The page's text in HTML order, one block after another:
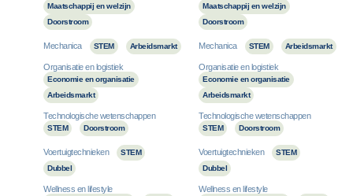
Maatschappij en welzijn
Doorstroom
Mechanica STEM Arbeidsmarkt
Organisatie en logistiek
Economie en organisatie
Arbeidsmarkt
Technologische wetenschappen
STEM Doorstroom
Voertuigtechnieken
STEM
Dubbel
Wellness en lifestyle
Maatschappij en welzijn
Doorstroom
Mechanica STEM Arbeidsmarkt
Organisatie en logistiek
Economie en organisatie
Arbeidsmarkt
Technologische wetenschappen
STEM Doorstroom
Voertuigtechnieken
STEM
Dubbel
Wellness en lifestyle